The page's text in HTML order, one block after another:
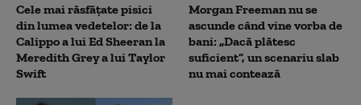
Cele mai răsfățate pisici
din lumea vedetelor: de la
Calippo a lui Ed Sheeran la
Meredith Grey a lui Taylor
Swift
Morgan Freeman nu se
ascunde când vine vorba de
bani: „Dacă plătesc
suficient”, un scenariu slab
nu mai contează